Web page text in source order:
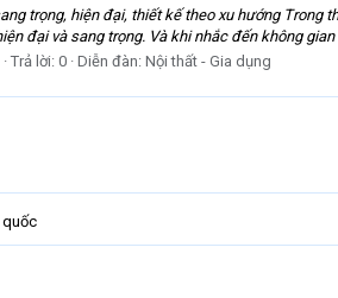
trọng, hiện đại, thiết kế theo xu hướng
đại và sang trọng. Và khi nhắc đến không gian
Trả lời: 0 Diễn đàn: Nội thất - Gia dụng